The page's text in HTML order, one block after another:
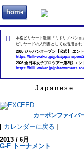
home ビリヲカ
本格ビリヤード漫画『ミドリノバショ
ビリヤードの入門書としても活用され
2026 ジャパンオープン【公式】 エン
https://billi-walker.jp/jpba/japanopen/
2026 全日本女子プロツアー第3戦 エン
https://billi-walker.jp/jpba/womens-
Japanese
カーボンファイバ
[ カレンダーに戻る ]
2013 / 6月
G-F トーナメント